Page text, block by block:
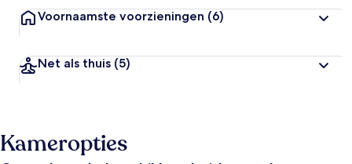
Voornaamste voorzieningen (6)
Net als thuis (5)
Kameropties